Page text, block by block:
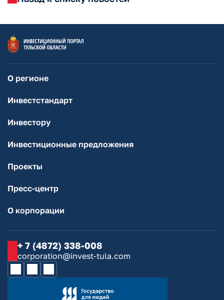
О регионе
Инвестстандарт
Инвестору
Инвестиционные предложения
Проекты
Пресс-центр
О корпорации
+ 7 (4872) 338-008
corporation@invest-tula.com